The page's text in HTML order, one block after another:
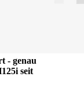
- genau
seit